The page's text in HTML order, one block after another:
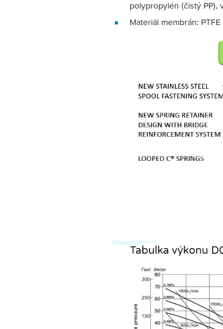
polypropylén (čistý PP),
Materiál membrán: